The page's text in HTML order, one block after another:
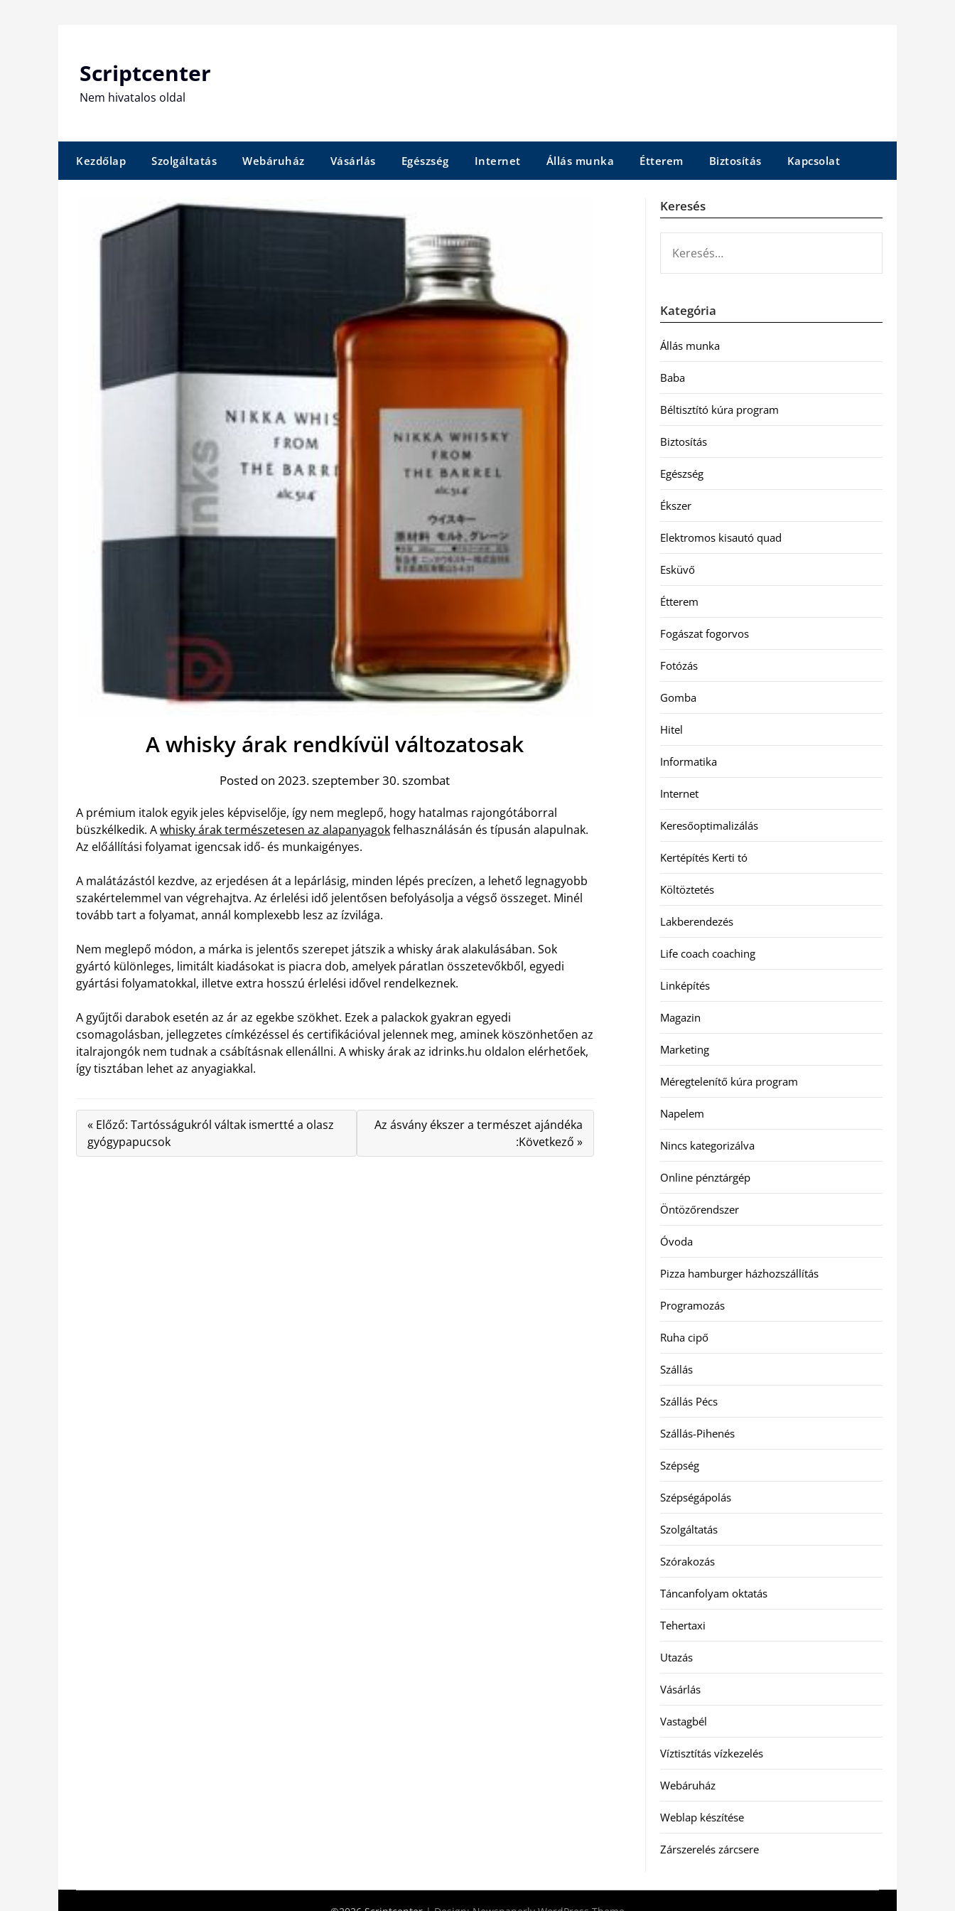
Scriptcenter
Nem hivatalos oldal
Kezdőlap Szolgáltatás Webáruház Vásárlás Egészség Internet Állás munka Étterem Biztosítás Kapcsolat
A whisky árak rendkívül változatosak
Posted on 2023. szeptember 30. szombat
A prémium italok egyik jeles képviselője, így nem meglepő, hogy hatalmas rajongótáborral
büszkélkedik. Awhisky árak természetesen az alapanyagokfelhasználásán és típusán alapulnak.
Az előállítási folyamat igencsak idő- és munkaigényes.
A malátázástól kezdve, az erjedésen át a lepárlásig, minden lépés precízen, a lehető legnagyobb
szakértelemmel van végrehajtva. Az érlelési idő jelentősen befolyásolja a végső összeget. Minél
tovább tart a folyamat, annál komplexebb lesz az ízvilága.
Nem meglepő módon, a márka is jelentős szerepet játszik a whisky árak alakulásában. Sok
gyártó különleges, limitált kiadásokat is piacra dob, amelyek páratlan összetevőkből, egyedi
gyártási folyamatokkal, illetve extra hosszú érlelési idővel rendelkeznek.
A gyűjtői darabok esetén az ár az egekbe szökhet. Ezek a palackok gyakran egyedi
csomagolásban, jellegzetes címkézéssel és certifikációval jelennek meg, aminek köszönhetően az
italrajongók nem tudnak a csábításnak ellenállni. A whisky árak az idrinks.hu oldalon elérhetőek,
így tisztában lehet az anyagiakkal.
« Előző: Tartósságukról váltak ismertté a olasz
gyógypapucsok
Az ásvány ékszer a természet ajándéka
:Következő »
Keresés
Kategória
Állás munka
Baba
Béltisztító kúra program
Biztosítás
Egészség
Ékszer
Elektromos kisautó quad
Esküvő
Étterem
Fogászat fogorvos
Fotózás
Gomba
Hitel
Informatika
Internet
Keresőoptimalizálás
Kertépítés Kerti tó
Költöztetés
Lakberendezés
Life coach coaching
Linképítés
Magazin
Marketing
Méregtelenítő kúra program
Napelem
Nincs kategorizálva
Online pénztárgép
Öntözőrendszer
Óvoda
Pizza hamburger házhozszállítás
Programozás
Ruha cipő
Szállás
Szállás Pécs
Szállás-Pihenés
Szépség
Szépségápolás
Szolgáltatás
Szórakozás
Táncanfolyam oktatás
Tehertaxi
Utazás
Vásárlás
Vastagbél
Víztisztítás vízkezelés
Webáruház
Weblap készítése
Zárszerelés zárcsere